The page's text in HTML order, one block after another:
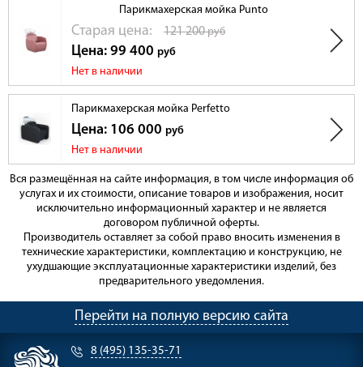
Парикмахерская мойка Punto
Cтарая цена: 121 200руб
Цена: 99 400 руб
Нет в наличии
Парикмахерская мойка Perfetto
Цена: 106 000 руб
Нет в наличии
Вся размещённая на сайте информация, в том числе информация об
услугах и их стоимости, описание товаров и изображения, носит
исключительно информационный характер и не является
договором публичной оферты.
Производитель оставляет за собой право вносить изменения в
технические характеристики, комплектацию и конструкцию, не
ухудшающие эксплуатационные характеристики изделий, без
предварительного уведомления.
Перейти на полную версию сайта
8 (495) 135-35-71